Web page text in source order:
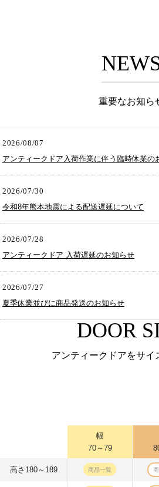
重要なお知ら
2026/08/07
アンティークドア入荷作業に伴う臨時休業の
2026/07/30
令和8年熊本地震による配送遅延について
2026/07/28
アンティークドア 入荷遅延のお知らせ
2026/07/27
夏季休業並びに商品発送のお知らせ
DOOR
アンティークドアをサイ
幅
70～79
高さ180～189 商品一覧